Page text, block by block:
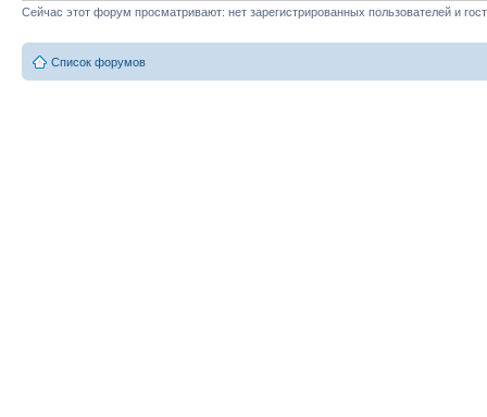
Сейчас этот форум просматривают: нет зарегистрированных пользователей и
Список форумов